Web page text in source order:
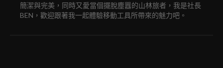
簡潔與完美，同時又愛當個擺脫塵囂的山林旅者，我是社長
BEN，歡迎跟著我一起體驗移動工具所帶來的魅力吧。